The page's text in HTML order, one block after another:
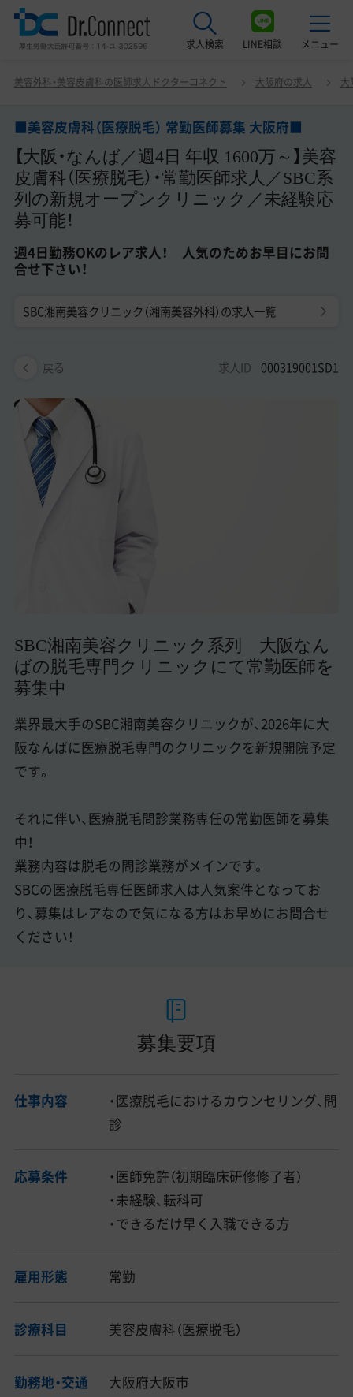
求人検索 LINE相談 メニュー
美容クリニック見学ご希望の方はこちら
サービス紹介
ドクターコネクトの強み
エージェント紹介
常勤求人一覧
非常勤・アルバイト求人一覧
美容外科・美容皮膚科の医師転職体験談
美容クリニックインタビュー
美容医療の転職お役立ち記事
医師採用ご担当者様・その他問い合わせ
美容外科・美容皮膚科の医師求人ドクターコネクト 大阪府の求人 大
■美容皮膚科（医療脱毛） 常勤医師募集 大阪府■
【大阪・なんば／週4日 年収 1600万～】美容
皮膚科（医療脱毛）・常勤医師求人／SBC系
列の新規オープンクリニック／未経験応
募可能！
週4日勤務OKのレア求人！ 人気のためお早目にお問
合せ下さい！
SBC湘南美容クリニック（湘南美容外科）の求人一覧
戻る 求人ID 000319001SD1
SBC湘南美容クリニック系列 大阪なん
ばの脱毛専門クリニックにて常勤医師を
募集中
業界最大手のSBC湘南美容クリニックが、2026年に大
阪なんばに医療脱毛専門のクリニックを新規開院予定
です。
それに伴い、医療脱毛問診業務専任の常勤医師を募集
中！
業務内容は脱毛の問診業務がメインです。
SBCの医療脱毛専任医師求人は人気案件となってお
り、募集はレアなので気になる方はお早めにお問合せ
ください！
■美容皮膚科（医療脱毛） 常勤医師募集 大阪府■ 【大阪・な
んば／週4日 年収 1600万～】美容皮膚科（医療脱毛）・常勤
募可能！ 週4日勤務OKのレア求人！ 人気のためお早目に
募集要項
仕事内容
・医療脱毛におけるカウンセリング、問
診
応募条件
・医師免許（初期臨床研修修了者）
・未経験、転科可
・できるだけ早く入職できる方
雇用形態 常勤
診療科目 美容皮膚科（医療脱毛）
勤務地・交通 大阪府大阪市